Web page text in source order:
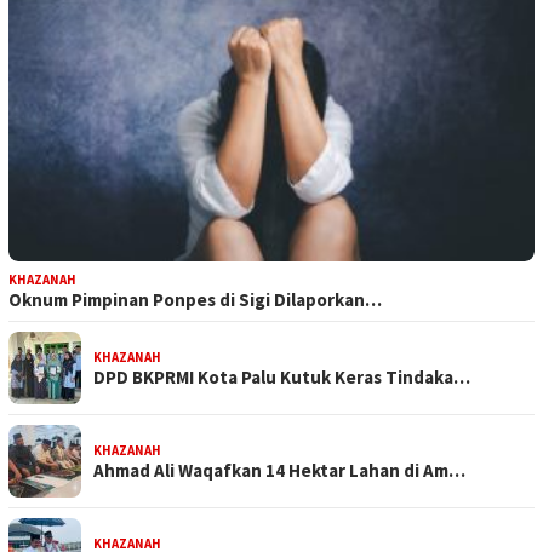
KHAZANAH
Oknum Pimpinan Ponpes di Sigi Dilaporkan…
KHAZANAH
DPD BKPRMI Kota Palu Kutuk Keras Tindaka…
KHAZANAH
Ahmad Ali Waqafkan 14 Hektar Lahan di Am…
KHAZANAH